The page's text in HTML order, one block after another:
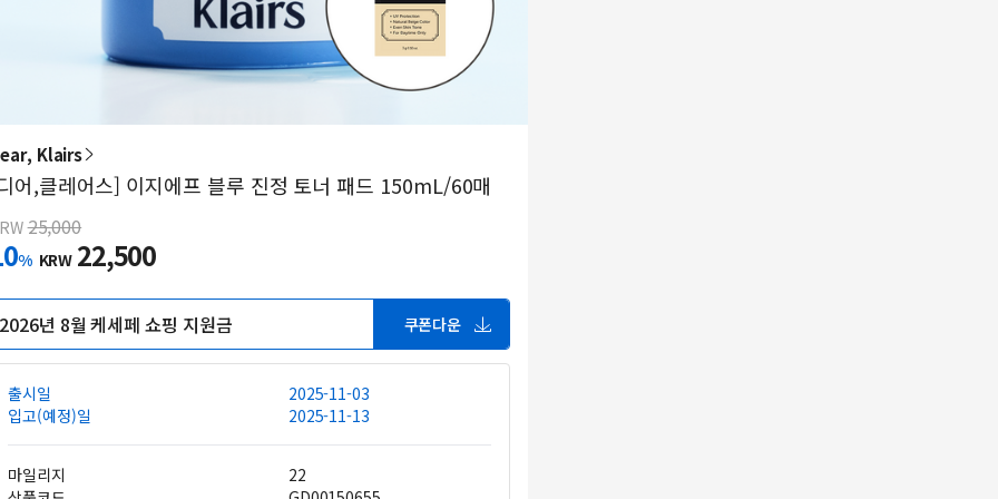
Klairs
어,클레어스] 이지에프 블루 진정 토너 패드 150mL/60매
25,000
% KRW 22,500
2026년 8월 케세페 쇼핑 지원금 쿠폰다운
출시일
2025-11-03
입고(예정)일
2025-11-13
마일리지
22